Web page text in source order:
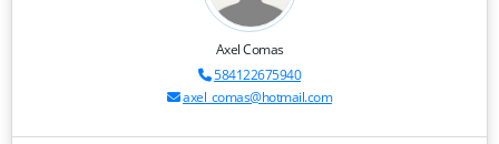
Axel Comas
584122675940
axel_comas@hotmail.com